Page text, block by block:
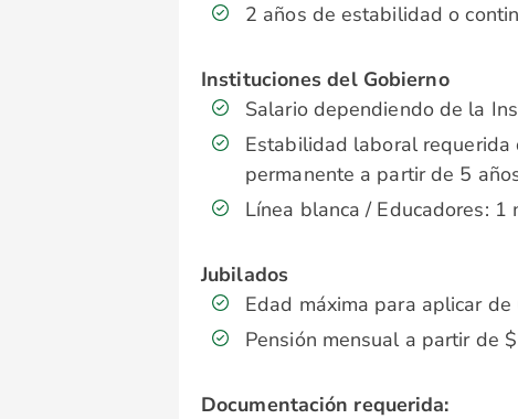
2 años de estabilidad o
Instituciones del Gobierno
Salario dependiendo de la
Estabilidad laboral requerida
permanente a partir de 5
Línea blanca / Educadores:
Jubilados
Edad máxima para aplicar de
Pensión mensual a partir de
Documentación requerida: